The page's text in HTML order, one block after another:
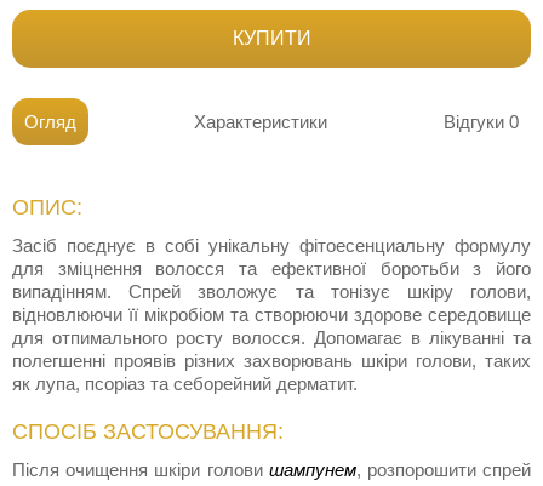
КУПИТИ
Огляд Характеристики Відгуки 0
ОПИС:
Засіб поєднує в собі унікальну фітоесенциальну формулу
для зміцнення волосся та ефективної боротьби з його
випадінням. Спрей зволожує та тонізує шкіру голови,
відновлюючи її мікробіом та створюючи здорове середовище
для отпимального росту волосся. Допомагає в лікуванні та
полегшенні проявів різних захворювань шкіри голови, таких
як лупа, псоріаз та себорейний дерматит.
СПОСІБ ЗАСТОСУВАННЯ:
Після очищення шкіри голови шампунем, розпорошити спрей